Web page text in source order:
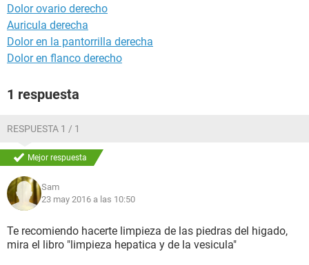
Dolor ovario derecho
Auricula derecha
Dolor en la pantorrilla derecha
Dolor en flanco derecho
1 respuesta
RESPUESTA 1 / 1
Mejor respuesta
Sam
23 may 2016 a las 10:50
Te recomiendo hacerte limpieza de las piedras del higado,
mira el libro "limpieza hepatica y de la vesicula"